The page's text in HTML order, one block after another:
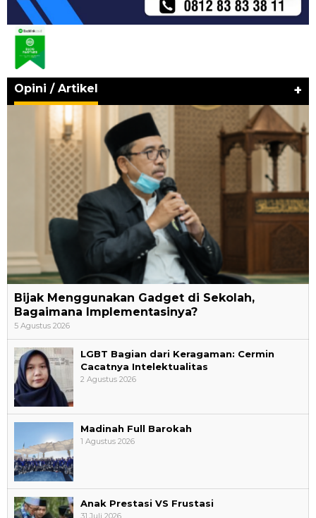
Opini / Artikel +
Bijak Menggunakan Gadget di Sekolah,
Bagaimana Implementasinya?
5 Agustus 2026
LGBT Bagian dari Keragaman: Cermin
Cacatnya Intelektualitas
2 Agustus 2026
Madinah Full Barokah
1 Agustus 2026
Anak Prestasi VS Frustasi
31 Juli 2026